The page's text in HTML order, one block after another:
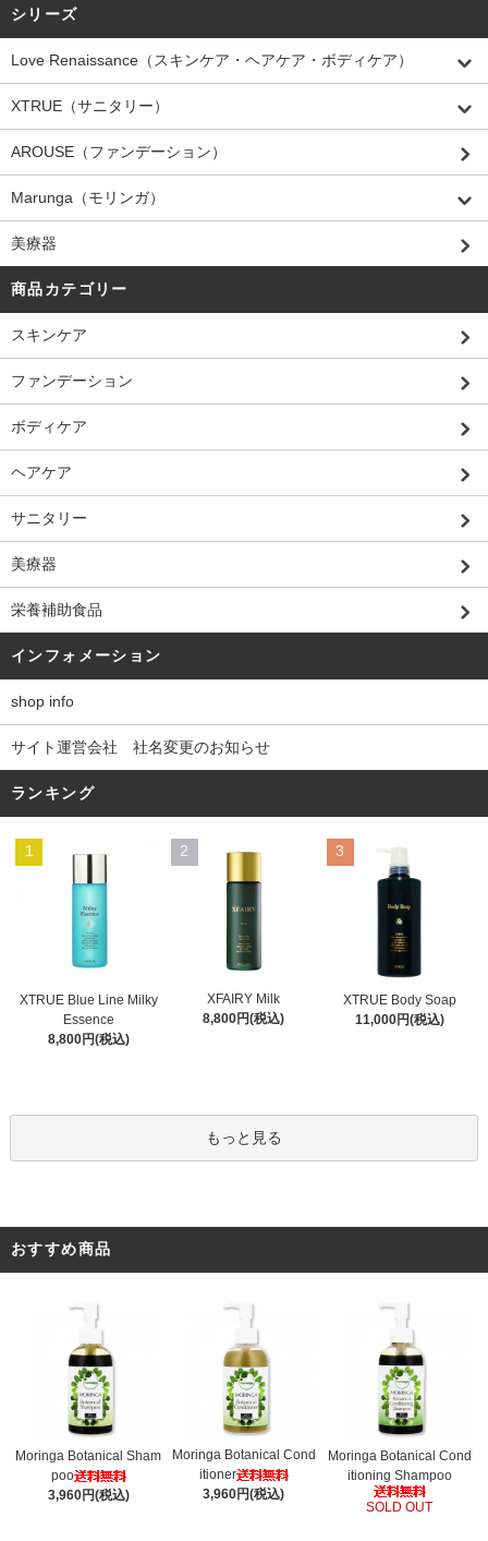
シリーズ
Love Renaissance（スキンケア・ヘアケア・ボディケア）
XTRUE（サニタリー）
AROUSE（ファンデーション）
Marunga（モリンガ）
美療器
商品カテゴリー
スキンケア
ファンデーション
ボディケア
ヘアケア
サニタリー
美療器
栄養補助食品
インフォメーション
shop info
サイト運営会社 社名変更のお知らせ
ランキング
1
XTRUE Blue Line Milky
Essence
8,800円(税込)
2
XFAIRY Milk
8,800円(税込)
3
XTRUE Body Soap
11,000円(税込)
もっと見る
おすすめ商品
Moringa Botanical Sham
poo
3,960円(税込)
Moringa Botanical Cond
itioner
3,960円(税込)
Moringa Botanical Cond
itioning Shampoo
SOLD OUT